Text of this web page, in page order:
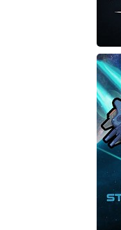
Ashley: